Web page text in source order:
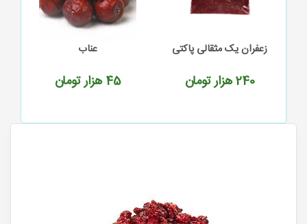
زعفران یک مثقالی پاکتی
240هزار تومان
عناب
45 هزار تومان